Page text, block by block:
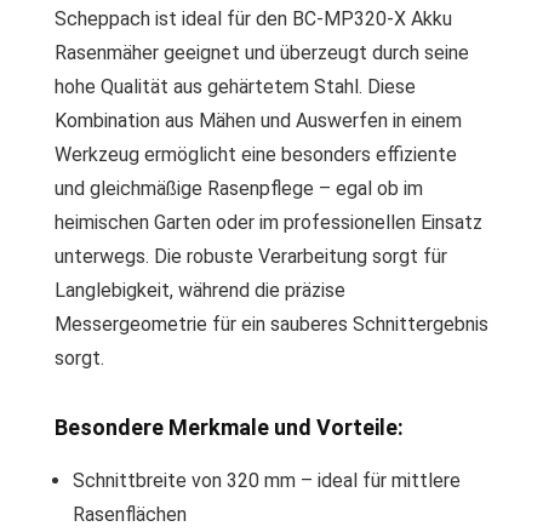
Scheppach ist ideal für den BC-MP320-X Akku
Rasenmäher geeignet und überzeugt durch seine
hohe Qualität aus gehärtetem Stahl. Diese
Kombination aus Mähen und Auswerfen in einem
Werkzeug ermöglicht eine besonders effiziente
und gleichmäßige Rasenpflege – egal ob im
heimischen Garten oder im professionellen Einsatz
unterwegs. Die robuste Verarbeitung sorgt für
Langlebigkeit, während die präzise
Messergeometrie für ein sauberes Schnittergebnis
sorgt.
Besondere Merkmale und Vorteile:
Schnittbreite von 320 mm – ideal für mittlere
Rasenflächen